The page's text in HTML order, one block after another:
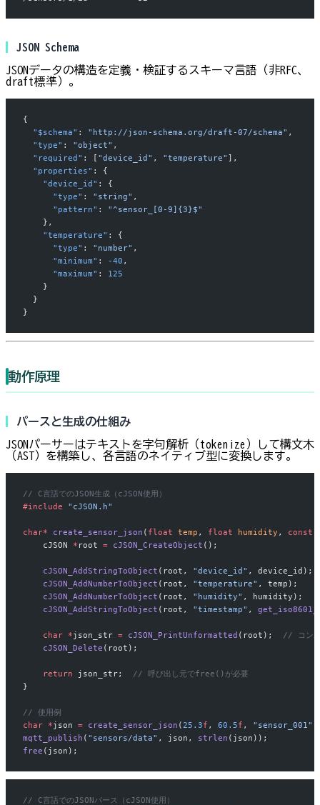
JSON Schema
JSONデータの構造を定義・検証するスキーマ言語（非RFC、
draft標準）。
{
  "$schema"
: "http://json-schema.org/draft-07/schema" ,
  "type"
: "object" ,
  "required"
: [ "device_id" , "temperature" ],
  "properties"
: {
    "device_id"
: {
      "type"
: "string" ,
      "pattern"
: "^sensor_[0-9]{3}$"
    },
    "temperature"
: {
      "type"
: "number" ,
      "minimum"
: -40 ,
      "maximum"
: 125
    }
  }
}
動作原理
パースと生成の仕組み
JSONパーサーはテキストを字句解析（tokenize）して構文木
（AST）を構築し、各言語のネイティブ型に変換します。
// C言語でのJSON生成（cJSON使用）
#include "cJSON.h"
char* create_sensor_json ( float temp , float humidity , const
    cJSON
* root = cJSON_CreateObject ();
    cJSON_AddStringToObject
(root, "device_id" , device_id);
    cJSON_AddNumberToObject
(root, "temperature" , temp);
    cJSON_AddNumberToObject
(root, "humidity" , humidity);
    cJSON_AddStringToObject
(root, "timestamp" ,
    char
*json_str = cJSON_PrintUnformatted (root);
// コン
    cJSON_Delete
(root);
    return
json_str;
  // 呼び出し元でfree()が必要
}
// 使用例
char *json = create_sensor_json (25.3f , 60.5f , "sensor_001"
mqtt_publish ( "sensors/data" , json, strlen (json));
free (json);
// C言語でのJSONパース（cJSON使用）